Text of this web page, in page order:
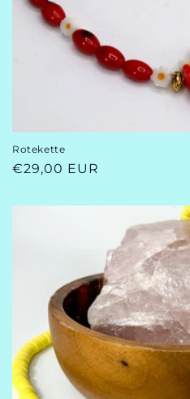
Rotekette
Normaler
€29,00 EUR